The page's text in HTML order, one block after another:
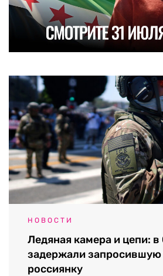
НОВОСТИ
Ледяная камера и цепи:
задержали
россиянку